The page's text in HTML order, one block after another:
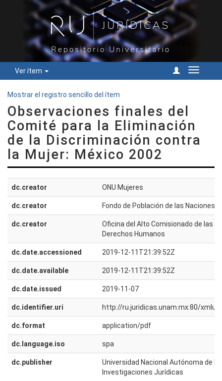
Ver ítem
Cambiar
Mostrar el registro sencillo del ítem
Observaciones finales del
Comité para la Eliminación
de la Discriminación contra
la Mujer: México 2002
dc.creator ONU Mujeres
dc.creator Fondo de Población de las Naciones
dc.creator
Oficina del Alto Comisionado de las
Derechos Humanos
dc.date.accessioned 2019-12-11T21:39:52Z
dc.date.available 2019-12-11T21:39:52Z
dc.date.issued 2019-11-07
dc.identifier.uri http://ru.juridicas.unam.mx:80/
dc.format application/pdf
dc.language.iso spa
dc.publisher
Universidad Nacional Autónoma de
Investigaciones Jurídicas